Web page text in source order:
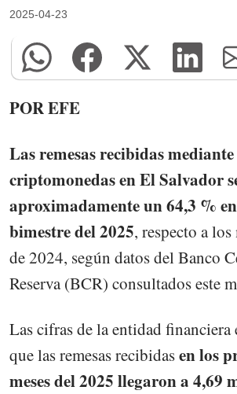
2025-04-23
POR EFE
Las remesas recibidas
criptomonedas en El Salvador
aproximadamente un 64,3 %
bimestre del 2025, respecto a
de 2024, según datos del Banco
Reserva (BCR) consultados este
Las cifras de la entidad financiera
que las remesas recibidasen los
meses del 2025 llegaron a 4,69